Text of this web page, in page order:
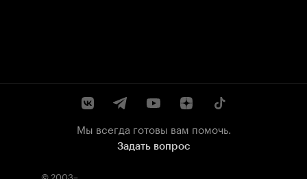
Мы всегда готовы вам помочь.
Задать вопрос
© 2003–